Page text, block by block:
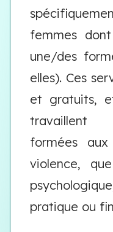
femmes
une/des
elles). Ces
et gratuits,
travaillent
formées
violence,
pratique ou